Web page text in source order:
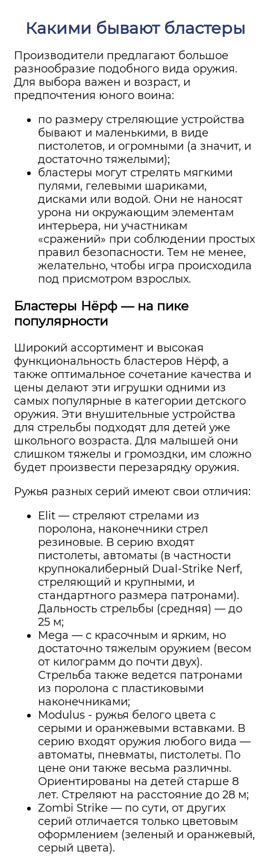
Какими бывают бластеры
Производители предлагают большое
разнообразие подобного вида оружия.
Для выбора важен и возраст, и
предпочтения юного воина:
по размеру стреляющие устройства
бывают и маленькими, в виде
пистолетов, и огромными (а значит, и
достаточно тяжелыми);
бластеры могут стрелять мягкими
пулями, гелевыми шариками,
дисками или водой. Они не наносят
урона ни окружающим элементам
интерьера, ни участникам
«сражений» при соблюдении простых
правил безопасности. Тем не менее,
желательно, чтобы игра происходила
под присмотром взрослых.
Бластеры Нёрф — на пике
популярности
Широкий ассортимент и высокая
функциональность бластеров Нёрф, а
также оптимальное сочетание качества и
цены делают эти игрушки одними из
самых популярные в категории детского
оружия. Эти внушительные устройства
для стрельбы подходят для детей уже
школьного возраста. Для малышей они
слишком тяжелы и громоздки, им сложно
будет произвести перезарядку оружия.
Ружья разных серий имеют свои отличия:
Elit — стреляют стрелами из
поролона, наконечники стрел
резиновые. В серию входят
пистолеты, автоматы (в частности
крупнокалиберный Dual-Strike Nerf,
стреляющий и крупными, и
стандартного размера патронами).
Дальность стрельбы (средняя) — до
25 м;
Mega — с красочным и ярким, но
достаточно тяжелым оружием (весом
от килограмм до почти двух).
Стрельба также ведется патронами
из поролона с пластиковыми
наконечниками;
Modulus - ружья белого цвета с
серыми и оранжевыми вставками. В
серию входят оружия любого вида —
автоматы, пневматы, пистолеты. По
цене они также весьма различны.
Ориентированы на детей старше 8
лет. Стреляют на расстояние до 28 м;
Zombi Strike — по сути, от других
серий отличается только цветовым
оформлением (зеленый и оранжевый,
серый цвета).